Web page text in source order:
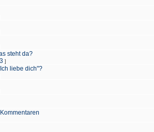
steht da?
3 ]
liebe dich"?